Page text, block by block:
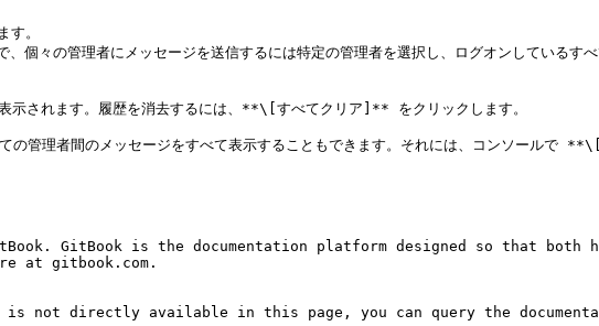
。
々の管理者にメッセージを送信するには特定の管理者を選択し、ログオンしている
されます。履歴を消去するには、**\[すべてクリア]** をクリックします。
ての管理者間のメッセージをすべて表示することもできます。それには、コンソール
GitBook is the documentation platform designed so that both
at gitbook.com.
not directly available in this page, you can query the